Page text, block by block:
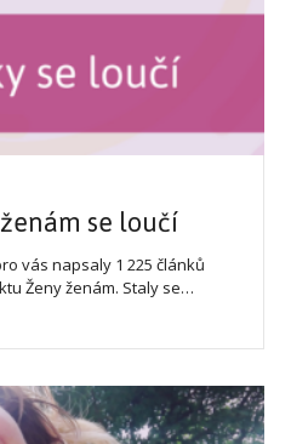
se loučí
vás napsaly 1 225 článků
Ženy ženám. Staly se…